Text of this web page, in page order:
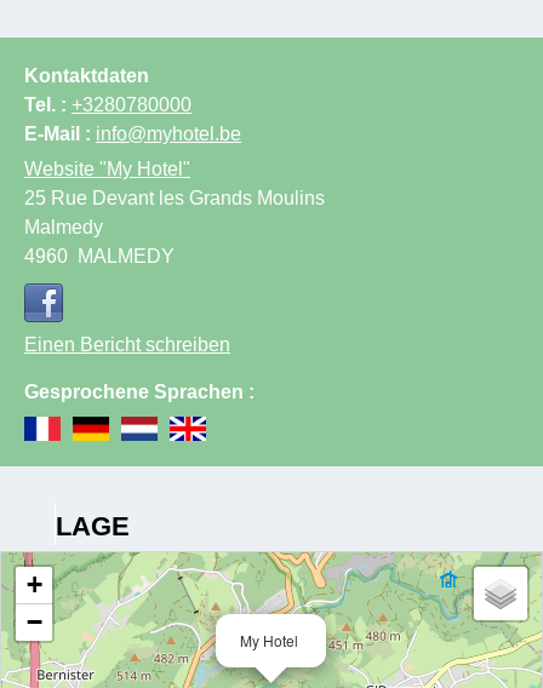
Kontaktdaten
Tel. : +3280780000
E-Mail : info@myhotel.be
Website "My Hotel"
25 Rue Devant les Grands Moulins
Malmedy
4960 MALMEDY
Einen Bericht schreiben
Gesprochene Sprachen :
LAGE
My Hotel
+
−